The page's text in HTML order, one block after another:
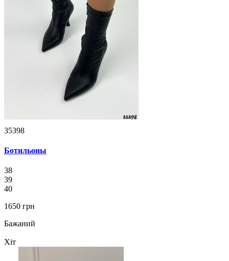
35398
Ботильоны
38
39
40
1650 грн
Бажаний
Хіт